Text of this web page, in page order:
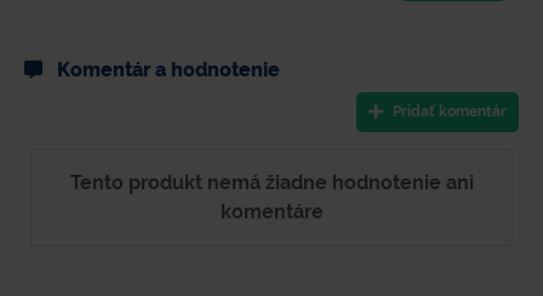
Komentár a hodnotenie
Pridať komentár
Tento produkt nemá žiadne hodnotenie ani
komentáre